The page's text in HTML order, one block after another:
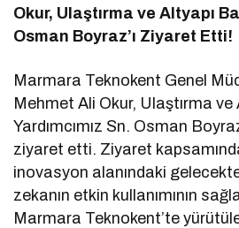
Okur, Ulaştırma ve Altyapı
Osman Boyraz’ı Ziyaret Etti!
Marmara Teknokent Genel
Mehmet Ali Okur, Ulaştırma ve
Yardımcımız Sn. Osman
ziyaret etti. Ziyaret
inovasyon alanındaki
zekanın etkin kullanımının
Marmara Teknokent’te